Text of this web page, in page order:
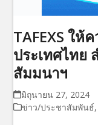
TAFEXS ให้
ประเทศไทย
สัมมนาฯ
มิถุนายน 27, 2024
ข่าว/ประชาสัมพันธ์,